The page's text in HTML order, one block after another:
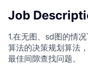
Job
1.在无图、sd图的情
算法的决策规划算法
最佳间隙查找问题。